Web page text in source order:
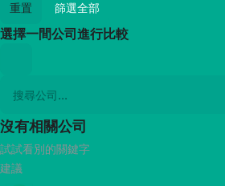
重置 篩選全部
選擇一間公司進行比較
沒有相關公司
試試看別的關鍵字
建議